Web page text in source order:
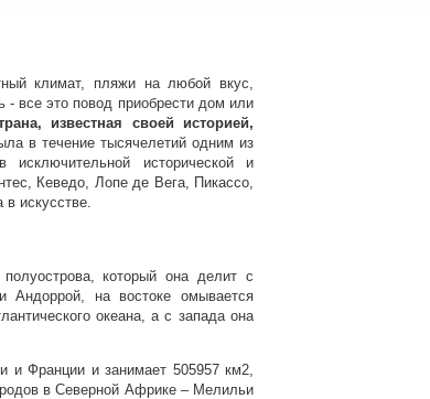
климат, пляжи на любой вкус,
- все это повод приобрести дом или
известная своей историей,
в течение тысячелетий одним из
исключительной исторической и
Кеведо, Лопе де Вега, Пикассо,
в искусстве.
который она делит с
Андоррой, на востоке омывается
океана, а с запада она
и Франции и занимает 505957 км2,
в Северной Африке – Мелильи